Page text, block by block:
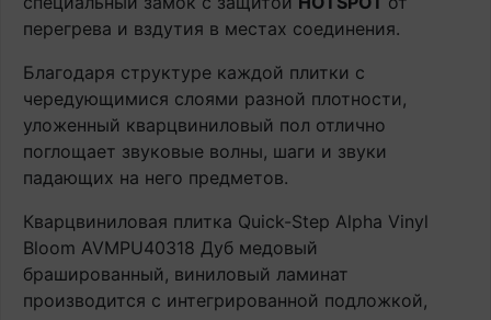
перегрева и вздутия в местах соединения.
Благодаря структуре каждой плитки с
чередующимися слоями разной плотности,
уложенный кварцвиниловый пол отлично
поглощает звуковые волны, шаги и звуки
падающих на него предметов.
Кварцвиниловая плитка Quick-Step Alpha Vinyl
Bloom AVMPU40318 Дуб медовый
брашированный, виниловый ламинат
производится с интегрированной подложкой,